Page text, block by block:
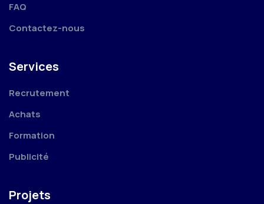
FAQ
Contactez-nous
Services
Recrutement
Achats
Formation
Publicité
Projets